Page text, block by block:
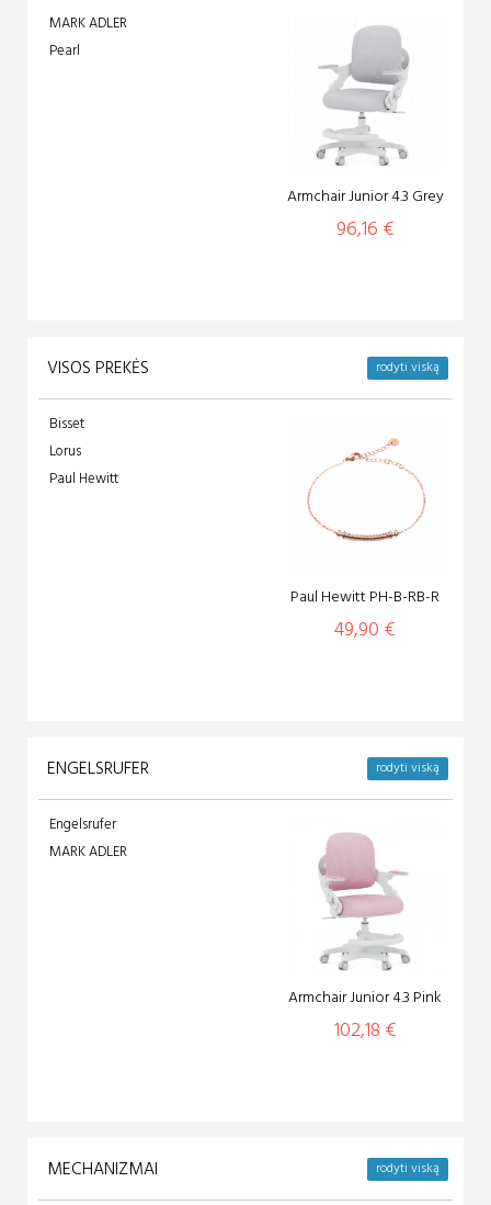
Armchair Junior 4.3 Grey
96,16 €
MARK ADLER
Pearl
VISOS PREKĖS rodyti viską
Paul Hewitt PH-B-RB-R
49,90 €
Bisset
Lorus
Paul Hewitt
ENGELSRUFER rodyti viską
Armchair Junior 4.3 Pink
102,18 €
Engelsrufer
MARK ADLER
MECHANIZMAI rodyti viską